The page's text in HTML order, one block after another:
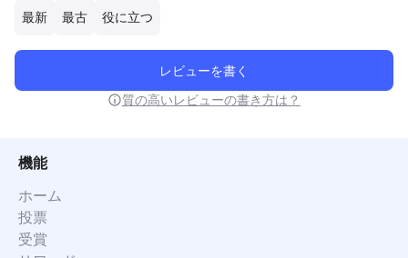
最新
最古 役に立つ
レビューを書く
質の高いレビューの書き方は？
機能
ホーム
投票
受賞